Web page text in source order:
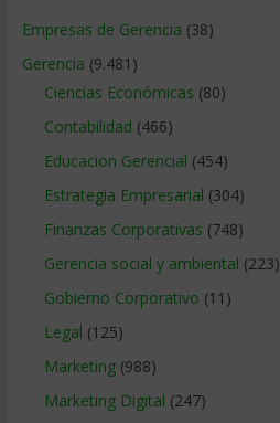
Empresas de Gerencia (38)
Gerencia (9.481)
Ciencias Económicas (80)
Contabilidad (466)
Educacion Gerencial (454)
Estrategia Empresarial (304)
Finanzas Corporativas (748)
Gerencia social y ambiental (223)
Gobierno Corporativo (11)
Legal (125)
Marketing(988)
Marketing Digital (247)